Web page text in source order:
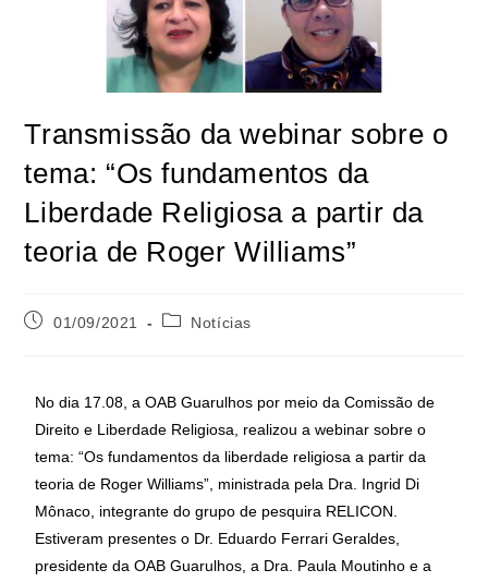
Transmissão da webinar sobre o
tema: “Os fundamentos da
Liberdade Religiosa a partir da
teoria de Roger Williams”
01/09/2021 Notícias
No dia 17.08, a OAB Guarulhos por meio da Comissão de
Direito e Liberdade Religiosa, realizou a webinar sobre o
tema: “Os fundamentos da liberdade religiosa a partir da
teoria de Roger Williams”, ministrada pela Dra. Ingrid Di
Mônaco, integrante do grupo de pesquira RELICON.
Estiveram presentes o Dr. Eduardo Ferrari Geraldes,
presidente da OAB Guarulhos, a Dra. Paula Moutinho e a